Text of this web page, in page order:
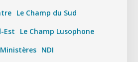
Le Champ du Sud
Est
Le Champ Lusophone
Ministères NDI